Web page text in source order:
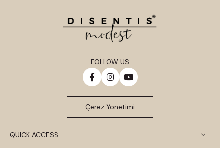
QUICK ACCESS
FOLLOW US
Çerez Yönetimi